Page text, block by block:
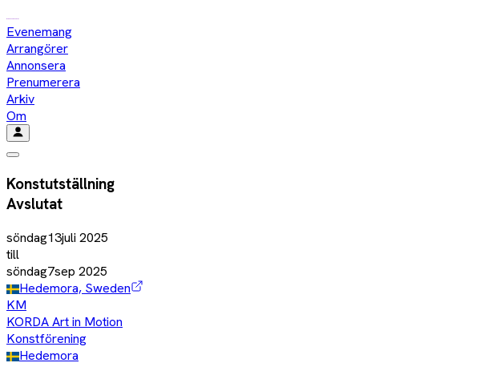
Evenemang
Arrangörer
Annonsera
Prenumerera
Arkiv
Om
Konstutställning
Avslutat
söndag13juli 2025
till
söndag7sep 2025
Hedemora, Sweden
KM
KORDA Art in Motion
Konstförening
Hedemora